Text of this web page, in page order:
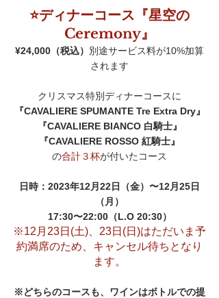
⭐ディナーコース『星空の
Ceremony』
¥24,000（税込） 別途サービス料が10%加算
されます
クリスマス特別ディナーコースに
『CAVALIERE SPUMANTE Tre Extra Dry』
『CAVALIERE BIANCO 白騎士』
『CAVALIERE ROSSO 紅騎士』
の合計３杯が付いたコース
日時：2023年12月22日（金）〜12月25日
（月）
17:30〜22:00（L.O 20:30）
※12月23日(土)、23日(日)はただいま予
約満席のため、キャンセル待ちとなり
ます。
※どちらのコースも、ワインはボトルでの提